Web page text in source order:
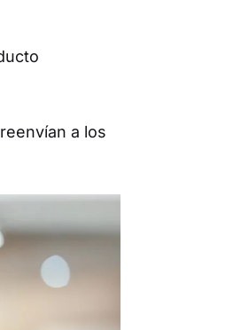
a los